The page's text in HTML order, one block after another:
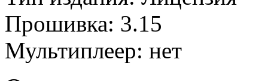
Прошивка: 3.15
Мультиплеер: нет